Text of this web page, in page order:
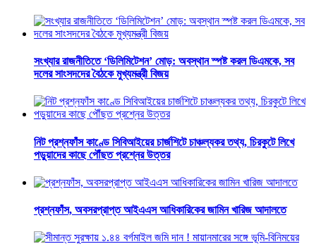
সংখ্যার রাজনীতিতে ‘ডিলিমিটেশন’ মোড়: অবস্থান স্পষ্ট করল ডিএমকে, সব
দলের সাংসদদের বৈঠকে মুখ্যমন্ত্রী বিজয়
নিট প্রশ্নফাঁস কাণ্ডে সিবিআইয়ের চার্জশিটে চাঞ্চল্যকর তথ্য, চিরকুটে লিখে
পড়ুয়াদের কাছে পৌঁছত প্রশ্নের উত্তর
প্রশ্নফাঁস, অবসরপ্রাপ্ত আইএএস আধিকারিকের জামিন খারিজ আদালতে